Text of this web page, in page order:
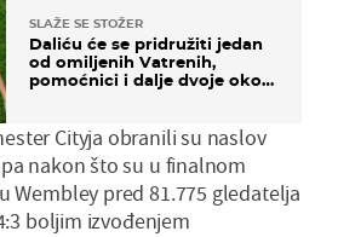
SLAŽE SE STOŽER
Daliću će se pridružiti jedan
od omiljenih Vatrenih,
pomoćnici i dalje dvoje oko
Cityja obranili su naslov
nakon što su u finalnom
Wembley pred 81.775 gledatelja
boljim izvođenjem